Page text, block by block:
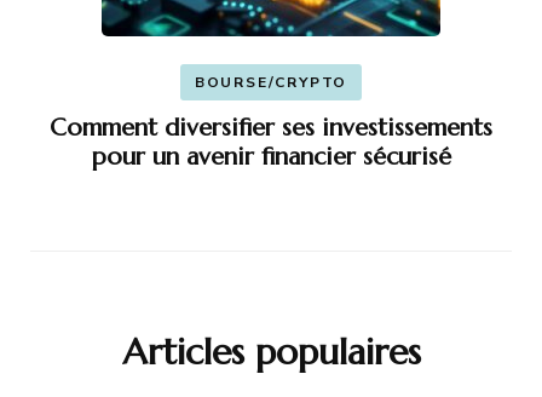
BOURSE/CRYPTO
Comment diversifier ses investissements
pour un avenir financier sécurisé
Articles populaires